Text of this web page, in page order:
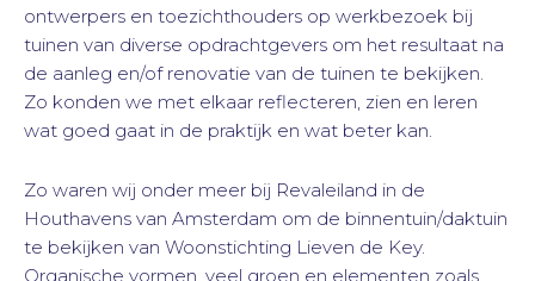
ontwerpers en toezichthouders op werkbezoek bij
tuinen van diverse opdrachtgevers om het resultaat na
de aanleg en/of renovatie van de tuinen te bekijken.
Zo konden we met elkaar reflecteren, zien en leren
wat goed gaat in de praktijk en wat beter kan.
Zo waren wij onder meer bij Revaleiland in de
Houthavens van Amsterdam om de binnentuin/daktuin
te bekijken van Woonstichting Lieven de Key.
Organische vormen, veel groen en elementen zoals